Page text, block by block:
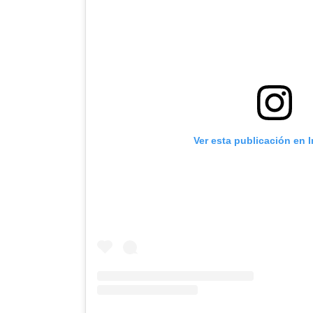
Ver esta publicación en